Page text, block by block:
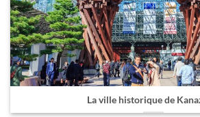
La ville historique de